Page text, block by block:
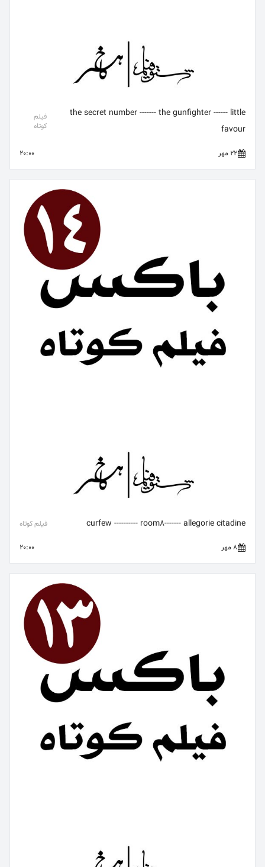
the secret number ------- the gunfighter ------ little
favour
فیلم
کوتاه
22 مهر 20:00
curfew ---------- room8------- allegorie citadine فیلم کوتاه
8 مهر 20:00